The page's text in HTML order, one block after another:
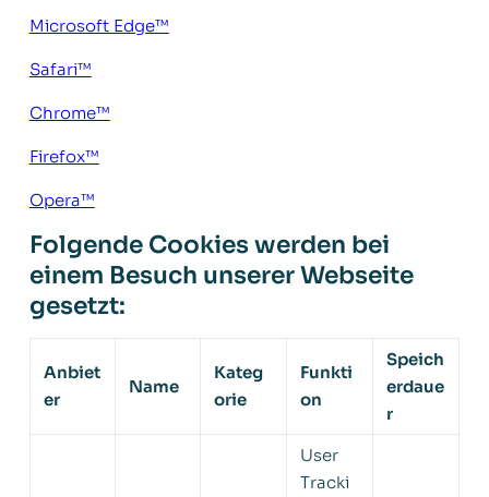
Microsoft Edge™
Safari™
Chrome™
Firefox™
Opera™
Folgende Cookies werden bei
einem Besuch unserer Webseite
gesetzt:
Anbiet
er
Name
Kateg
orie
Funkti
on
Speich
erdaue
r
User
Tracki